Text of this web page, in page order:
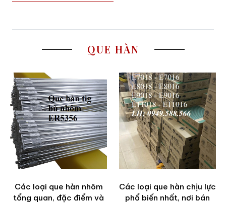
QUE HÀN
Các loại que hàn nhôm
tổng quan, đặc điểm và
Các loại que hàn chịu lực
phổ biến nhất, nơi bán